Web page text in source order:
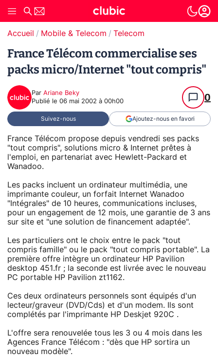
Accueil Mobile & Telecom Telecom
France Télécom commercialise ses
packs micro/Internet "tout compris"
Par Ariane Beky
Publié le 06 mai 2002 à 00h00 0
Suivez-nous Ajoutez-nous en favori
France Télécom propose depuis vendredi ses packs
"tout compris", solutions micro & Internet prêtes à
l'emploi, en partenariat avec Hewlett-Packard et
Wanadoo.
Les packs incluent un ordinateur multimédia, une
imprimante couleur, un forfait Internet Wanadoo
"Intégrales" de 10 heures, communications incluses,
pour un engagement de 12 mois, une garantie de 3 ans
sur site et "une solution de financement adaptée".
Les particuliers ont le choix entre le pack "tout
compris famille" ou le pack "tout compris portable". La
première offre intègre un ordinateur HP Pavilion
desktop 451.fr ; la seconde est livrée avec le nouveau
PC portable HP Pavilion zt1162.
Ces deux ordinateurs personnels sont équipés d'un
lecteur/graveur (DVD/Cds) et d'un modem. Ils sont
complétés par l'imprimante HP Deskjet 920C .
L'offre sera renouvelée tous les 3 ou 4 mois dans les
Agences France Télécom : "dès que HP sortira un
nouveau modèle".